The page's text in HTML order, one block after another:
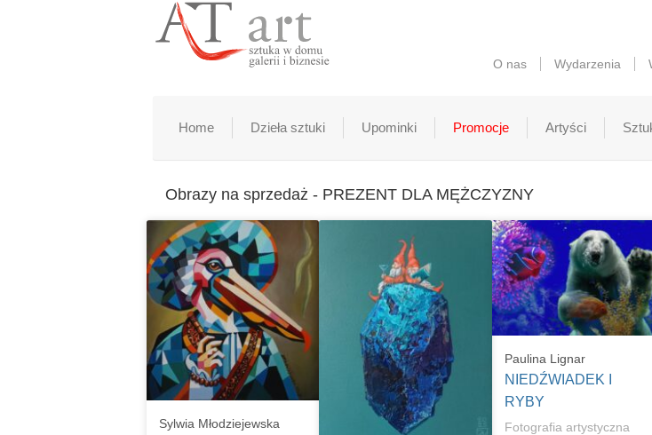
O nas Wydarzenia
Home Dzieła sztuki Upominki Promocje Artyści
Obrazy na sprzedaż - PREZENT DLA MĘŻCZYZNY
Sylwia Młodziejewska
Paulina Lignar
NIEDŹWIADEK I
RYBY
Fotografia artystyczna